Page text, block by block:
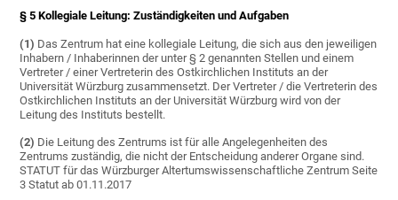
§ 5 Kollegiale Leitung: Zuständigkeiten und Aufgaben
(1) Das Zentrum hat eine kollegiale Leitung, die sich aus den jeweiligen
Inhabern / Inhaberinnen der unter § 2 genannten Stellen und einem
Vertreter / einer Vertreterin des Ostkirchlichen Instituts an der
Universität Würzburg zusammensetzt. Der Vertreter / die Vertreterin des
Ostkirchlichen Instituts an der Universität Würzburg wird von der
Leitung des Instituts bestellt.
(2) Die Leitung des Zentrums ist für alle Angelegenheiten des
Zentrums zuständig, die nicht der Entscheidung anderer Organe sind.
STATUT für das Würzburger Altertumswissenschaftliche Zentrum Seite
3 Statut ab 01.11.2017